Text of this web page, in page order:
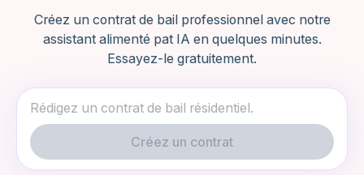
Créez un contrat de bail professionnel avec notre
assistant alimenté pat IA en quelques minutes.
Essayez-le gratuitement.
Créez un contrat